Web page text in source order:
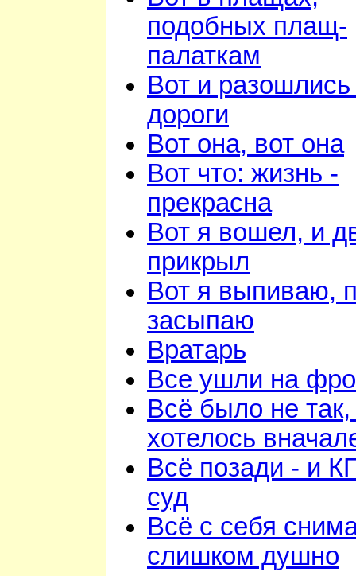
подобных плащ-
палаткам
Вот и разошлись
дороги
Вот она, вот она
Вот что: жизнь -
прекрасна
Вот я вошел, и
прикрыл
Вот я выпиваю,
засыпаю
Вратарь
Все ушли на
Всё было не так,
хотелось
Всё позади - и
суд
Всё с себя
слишком душно